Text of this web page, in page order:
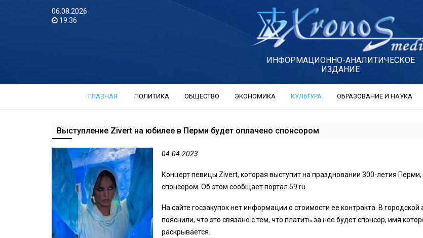
06.08.2026
19:36
ИНФОРМАЦИОННО-АНАЛИТИЧЕСКОЕ
ИЗДАНИЕ
ГЛАВНАЯ ПОЛИТИКА ОБЩЕСТВО ЭКОНОМИКА КУЛЬТУРА ОБРАЗОВАНИЕ И НАУКА
Выступление Zivert на юбилее в Перми будет оплачено спонсором
04.04.2023
Концерт певицы Zivert, которая выступит на праздновании 300-летия
спонсором. Об этом сообщает портал 59.ru.
На сайте госзакупок нет информации о стоимости ее контракта. В
пояснили, что это связано с тем, что платить за нее будет спонсор, имя
раскрывается.